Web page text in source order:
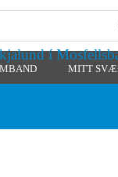
í
MITT